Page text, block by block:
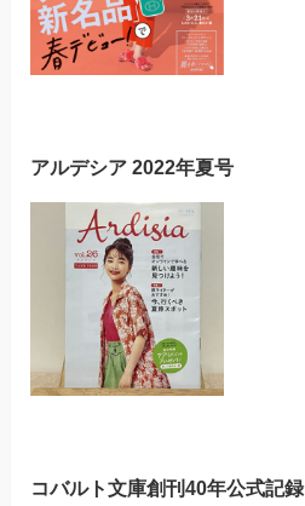
アルデシア 2022年夏号
コバルト文庫創刊40年公式記録